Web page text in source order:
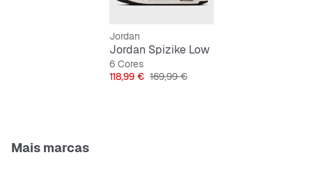
Jordan
Jordan Spizike Low
6 Cores
Preço
118,99 € Preço original
169,99 €
Mais marcas